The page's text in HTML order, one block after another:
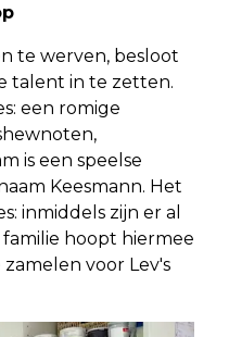
te werven, besloot
talent in te zetten.
een romige
is een speelse
Keesmann. Het
inmiddels zijn er al
hoopt hiermee
voor Lev's